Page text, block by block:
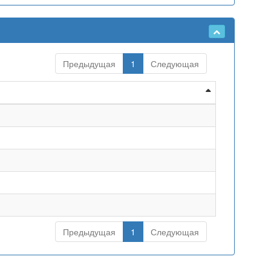
Предыдущая 1 Следующая
Предыдущая 1 Следующая